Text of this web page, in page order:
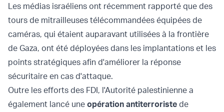
Les médias israéliens ont récemment rapporté que des
tours de mitrailleuses télécommandées équipées de
caméras, qui étaient auparavant utilisées à la frontière
de Gaza, ont été déployées dans les implantations et les
points stratégiques afin d'améliorer la réponse
sécuritaire en cas d'attaque.
Outre les efforts des FDI, l'Autorité palestinienne a
également lancé une opération antiterroriste de